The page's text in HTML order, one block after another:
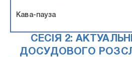
Кава-пауза
СЕСІЯ 2:
ДОСУДОВОГО